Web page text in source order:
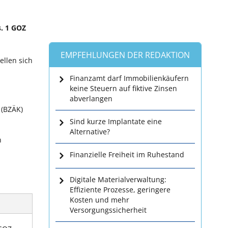
1 GOZ
sich EMPFEHLUNGEN DER REDAKTION
Finanzamt darf Immobilienkäufern
keine Steuern auf fiktive Zinsen
abverlangen
Sind kurze Implantate eine
Alternative?
Finanzielle Freiheit im Ruhestand
Digitale Materialverwaltung:
Effiziente Prozesse, geringere
Kosten und mehr
Versorgungssicherheit